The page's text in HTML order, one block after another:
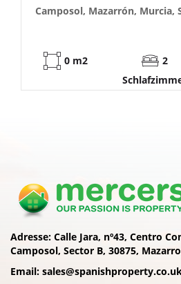
Camposol, Mazarrón,
Adresse: Calle Jara, nº43, Centro
Camposol, Sector B, 30875,
Email: